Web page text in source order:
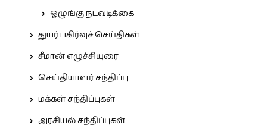
ஒழுங்கு நடவடிக்கை
துயர் பகிர்வுச் செய்திகள்
சீமான் எழுச்சியுரை
செய்தியாளர் சந்திப்பு
மக்கள் சந்திப்புகள்
அரசியல் சந்திப்புகள்